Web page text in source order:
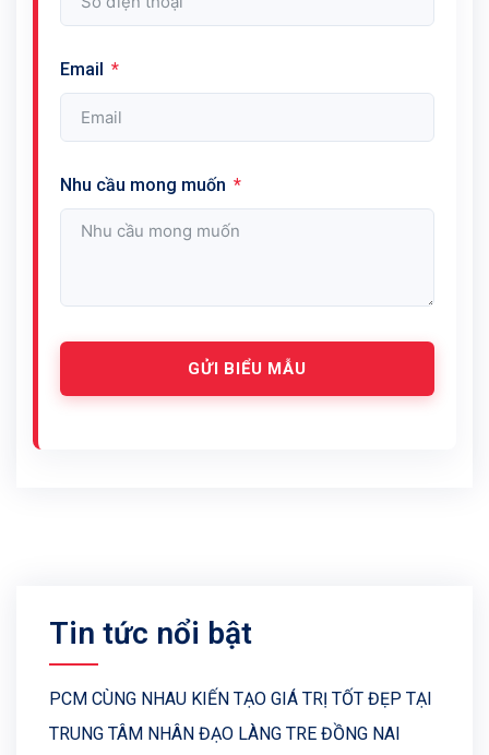
Email
Nhu cầu mong muốn
GỬI BIỂU MẪU
Tin tức nổi bật
PCM CÙNG NHAU KIẾN TẠO GIÁ TRỊ TỐT ĐẸP TẠI
TRUNG TÂM NHÂN ĐẠO LÀNG TRE ĐỒNG NAI